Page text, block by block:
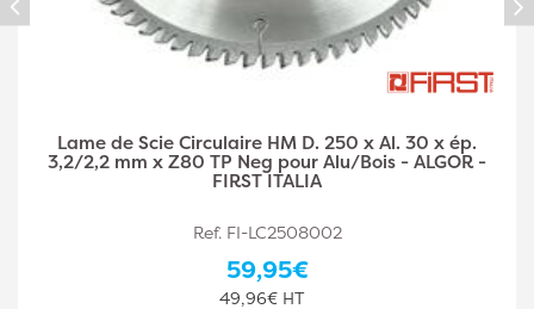
Lame de Scie Circulaire HM D. 216 x Al. 30 x ép.
3,0/2,0 mm x Z60 TP Neg pour Alu/Bois - ALGOR -
FIRST ITALIA
Ref. FI-LC2166006
52,31€
43,59€ HT